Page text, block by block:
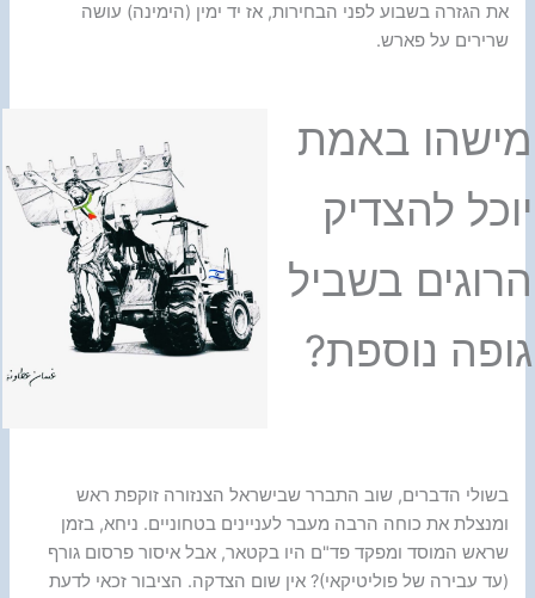
את הגזרה בשבוע לפני הבחירות, אז יד ימין (הימינה) עושה
שרירים על פארש.
מישהו באמת
יוכל להצדיק
הרוגים בשביל
גופה נוספת?
בשולי הדברים, שוב התברר שבישראל הצנזורה זוקפת ראש
ומנצלת את כוחה הרבה מעבר לעניינים בטחוניים. ניחא, בזמן
שראש המוסד ומפקד פד"ם היו בקטאר, אבל איסור פרסום גורף
(עד עבירה של פוליטיקאי)? אין שום הצדקה. הציבור זכאי לדעת